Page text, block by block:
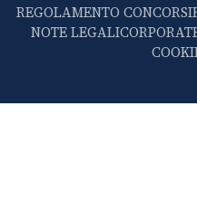
REGOLAMENTO CONCORSI
NOTE LEGALI